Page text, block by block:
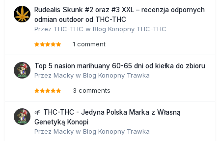
Rudealis Skunk #2 oraz #3 XXL – recenzja odpornych
odmian outdoor od THC-THC
Przez THC-THC w Blog Konopny THC-THC
1 comment
Top 5 nasion marihuany 60-65 dni od kiełka do zbioru
Przez Macky w Blog Konopny Trawka
3 comments
🌱 THC-THC - Jedyna Polska Marka z Własną
Genetyką Konopi
Przez Macky w Blog Konopny Trawka